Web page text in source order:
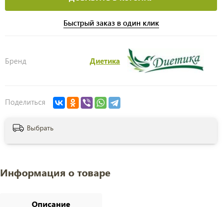
Быстрый заказ в один клик
Бренд Диетика
Поделиться
Выбрать
Информация о товаре
Описание